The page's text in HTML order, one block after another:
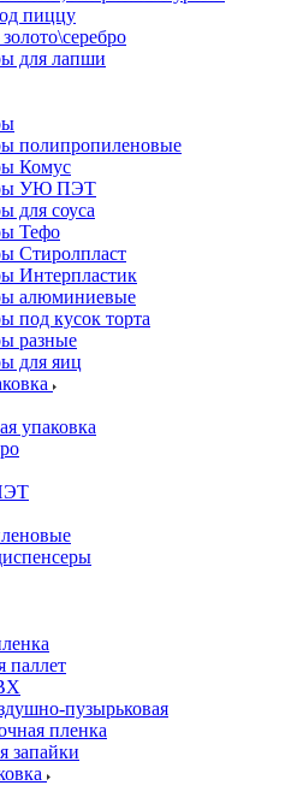
пиццу
для лапши
полипропиленовые
Комус
УЮ ПЭТ
для соуса
Тефо
Стиролпласт
Интерпластик
алюминиевые
под кусок торта
разные
для яиц
упаковка
паллет
пузырьковая
пленка
запайки